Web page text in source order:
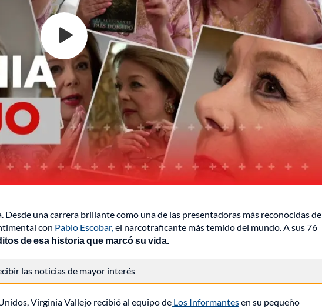
Desde una carrera brillante como una de las presentadoras más reconocidas de
con Pablo Escobar, el narcotraficante más temido del mundo. A sus 76
de esa historia que marcó su vida.
las noticias de mayor interés
Virginia Vallejo recibió al equipo de Los Informantesen su pequeño